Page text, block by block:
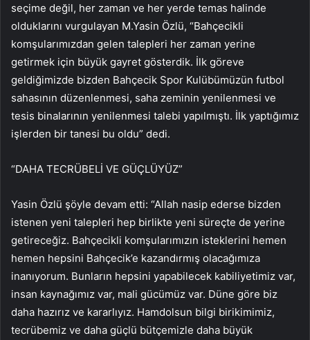
seçime değil, her zaman ve her yerde temas halinde
olduklarını vurgulayan M.Yasin Özlü, “Bahçecikli
komşularımızdan gelen talepleri her zaman yerine
getirmek için büyük gayret gösterdik. İlk göreve
geldiğimizde bizden Bahçecik Spor Kulübümüzün futbol
sahasının düzenlenmesi, saha zeminin yenilenmesi ve
tesis binalarının yenilenmesi talebi yapılmıştı. İlk yaptığımız
işlerden bir tanesi bu oldu” dedi.
“DAHA TECRÜBELİ VE GÜÇLÜYÜZ”
Yasin Özlü şöyle devam etti: “Allah nasip ederse bizden
istenen yeni talepleri hep birlikte yeni süreçte de yerine
getireceğiz. Bahçecikli komşularımızın isteklerini hemen
hemen hepsini Bahçecik’e kazandırmış olacağımıza
inanıyorum. Bunların hepsini yapabilecek kabiliyetimiz var,
insan kaynağımız var, mali gücümüz var. Düne göre biz
daha hazırız ve kararlıyız. Hamdolsun bilgi birikimimiz,
tecrübemiz ve daha güçlü bütçemizle daha büyük